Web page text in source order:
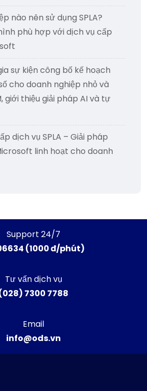
nào nên sử dụng SPLA?
phù hợp với dịch vụ cấp
sự kiện công bố kế hoạch
cho doanh nghiệp nhỏ và
giới thiệu giải pháp AI và tự
dịch vụ SPLA – Giải pháp
linh hoạt cho doanh
Support 24/7
(1000 đ/phút)
Tư vấn dịch vụ
7300 7788
Email
info@ods.vn